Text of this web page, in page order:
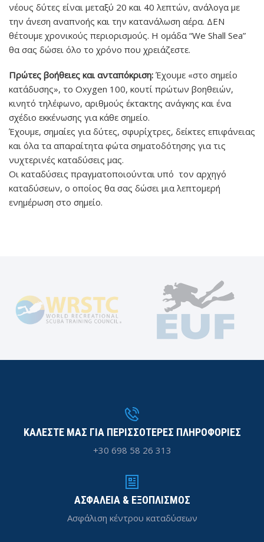
νέους δύτες είναι μεταξύ 20 και 40 λεπτών, ανάλογα με
την άνεση αναπνοής και την κατανάλωση αέρα. ΔΕΝ
θέτουμε χρονικούς περιορισμούς. Η ομάδα “We Shall Sea”
θα σας δώσει όλο το χρόνο που χρειάζεστε.
Πρώτες βοήθειες και ανταπόκριση: Έχουμε «στο σημείο
κατάδυσης», το Oxygen 100, κουτί πρώτων βοηθειών,
κινητό τηλέφωνο, αριθμούς έκτακτης ανάγκης και ένα
σχέδιο εκκένωσης για κάθε σημείο.
Έχουμε, σημαίες για δύτες, σφυρίχτρες, δείκτες επιφάνειας
και όλα τα απαραίτητα φώτα σηματοδότησης για τις
νυχτερινές καταδύσεις μας.
Οι καταδύσεις πραγματοποιούνται υπό τον αρχηγό
καταδύσεων, ο οποίος θα σας δώσει μια λεπτομερή
ενημέρωση στο σημείο.
ΚΑΛΕΣΤΕ ΜΑΣ ΓΙΑ ΠΕΡΙΣΣΟΤΕΡΕΣ ΠΛΗΡΟΦΟΡΙΕΣ
+30 698 58 26 313
ΑΣΦΑΛΕΙΑ & ΕΞΟΠΛΙΣΜΟΣ
Ασφάλιση κέντρου καταδύσεων